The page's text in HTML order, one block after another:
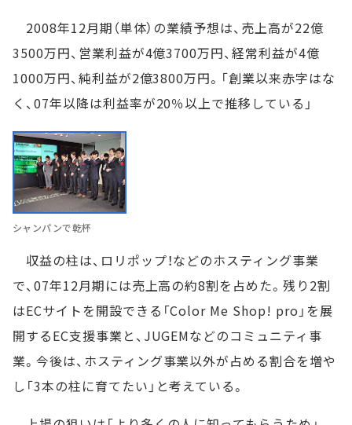
2008年12月期（単体）の業績予想は、売上高が22億
3500万円、営業利益が4億3700万円、経常利益が4億
1000万円、純利益が2億3800万円。「創業以来赤字はな
く、07年以降は利益率が20％以上で推移している」
シャンパンで乾杯
収益の柱は、ロリポップ！などのホスティング事業
で、07年12月期には売上高の約8割を占めた。残り2割
はECサイトを開設できる「Color Me Shop! pro」を展
開するEC支援事業と、JUGEMなどのコミュニティ事
業。今後は、ホスティング事業以外が占める割合を増や
し「3本の柱に育てたい」と考えている。